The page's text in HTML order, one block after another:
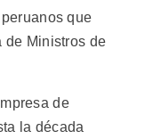
que
de Ministros de
de
la década